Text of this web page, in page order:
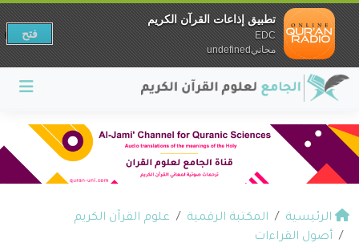
الرئيسية المكتبة الرقمية
علوم القرآن الكريم
أصول القراءات
تطبيق إذاعات القرآن الكريم
EDC
مجانيundefined
فتح